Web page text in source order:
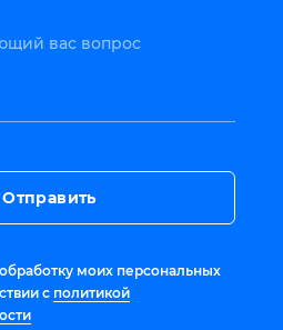
вас вопрос
моих персональных
с политикой
Отправить